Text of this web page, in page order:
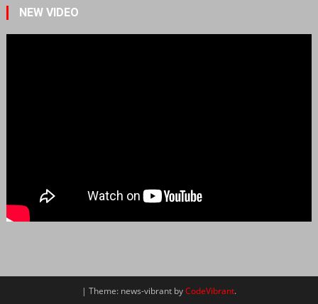
NEW VIDEO
| Theme: news-vibrant byCodeVibrant.